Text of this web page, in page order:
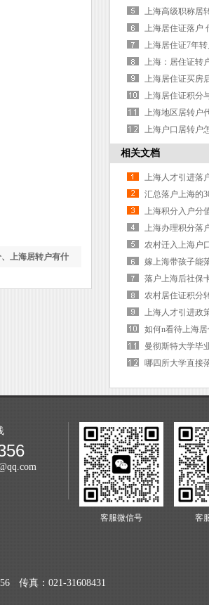
上海居转户有什
（上海居转户居
吗）
上海高级职称居
居转户需要几年
上海居住证落户
户怎么申请）
上海居住证7年
有居住证7年就
上海：居住证转
户总量（上海居
理）
上海居住证买房
房了居住证好办
上海居住证积分
策无关（居住证
件）
上海地区居转户
（上海居转户 咨
上海户口居转户
怎样的？（上海
什么材料）
相关文档
上海人才引进落
人才引进落户条
汇总落户上海的
的三种方案）
上海积分入户分
积分表）
上海办理积分落
了解吗？（上海
农村迁入上海户
迁入上海户口需
嫁上海带孩子能
子能落户吗现在
落户上海后社保
海户口后社保卡
农村居住证积分
（上海市居住证
上海人才引进政
才引进的条件是
如何n看待上海
海 居住证积分）
曼彻斯特大学毕
（曼彻斯特大学
哪四所大学直接
客服微信号 客
传真：021-31608431